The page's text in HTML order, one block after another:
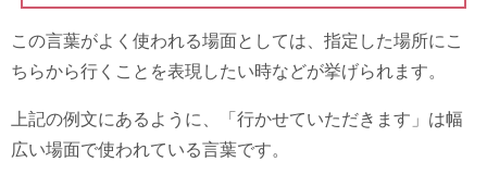
この言葉がよく使われる場面としては、指定した場所にこ
ちらから行くことを表現したい時などが挙げられます。
上記の例文にあるように、「行かせていただきます」は幅
広い場面で使われている言葉です。